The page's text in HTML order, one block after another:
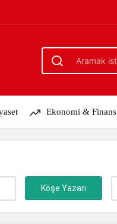
Ekonomi & Finans
Köşe Yazarı
Bakmak!